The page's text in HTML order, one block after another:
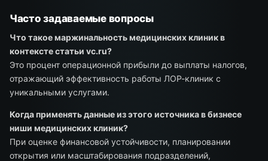
Часто задаваемые вопросы
Что такое маржинальность медицинских клиник в
контексте статьи vc.ru?
Это процент операционной прибыли до выплаты налогов,
отражающий эффективность работы ЛОР-клиник с
уникальными услугами.
Когда применять данные из этого источника в бизнесе
ниши медицинских клиник?
При оценке финансовой устойчивости, планировании
открытия или масштабирования подразделений,